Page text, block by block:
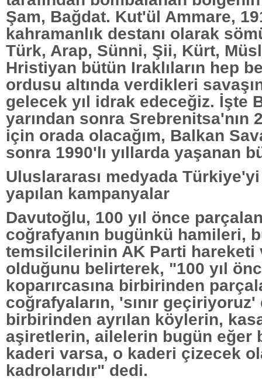
Şam, Bağdat. Kut'ül Ammare,
kahramanlık destanı olarak
Türk, Arap, Sünni, Şii, Kürt,
Hristiyan bütün Iraklıların hep
ordusu altında verdikleri savaşın
gelecek yıl idrak edeceğiz. İşte
yarından sonra Srebrenitsa'nın
için orada olacağım, Balkan
sonra 1990'lı yıllarda yaşanan
Uluslararası medyada
yapılan kampanyalar
Davutoğlu, 100 yıl önce
coğrafyanın bugünkü hamileri,
temsilcilerinin AK Parti hareketi
olduğunu belirterek, "100 yıl
koparırcasına birbirinden
coğrafyaların, 'sınır
birbirinden ayrılan köylerin,
aşiretlerin, ailelerin bugün eğer
kaderi varsa, o kaderi çizecek
kadrolarıdır" dedi.